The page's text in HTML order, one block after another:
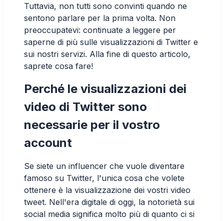
Tuttavia, non tutti sono convinti quando ne
sentono parlare per la prima volta. Non
preoccupatevi: continuate a leggere per
saperne di più sulle visualizzazioni di Twitter e
sui nostri servizi. Alla fine di questo articolo,
saprete cosa fare!
Perché le visualizzazioni dei
video di Twitter sono
necessarie per il vostro
account
Se siete un influencer che vuole diventare
famoso su Twitter, l'unica cosa che volete
ottenere è la visualizzazione dei vostri video
tweet. Nell'era digitale di oggi, la notorietà sui
social media significa molto più di quanto ci si